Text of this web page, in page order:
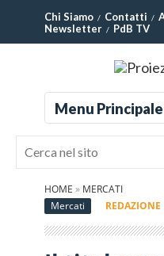
Chi Siamo Contatti
Newsletter
PdB TV
HOME » MERCATI
Mercati
REDAZIONE